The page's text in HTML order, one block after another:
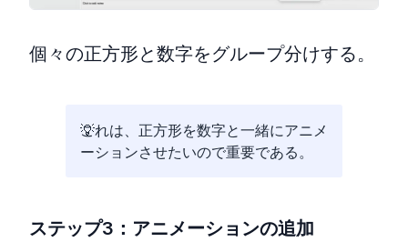
個々の正方形と数字をグループ分けする。
これは、正方形を数字と一緒にアニメ
ーションさせたいので重要である。
ステップ3：アニメーションの追加